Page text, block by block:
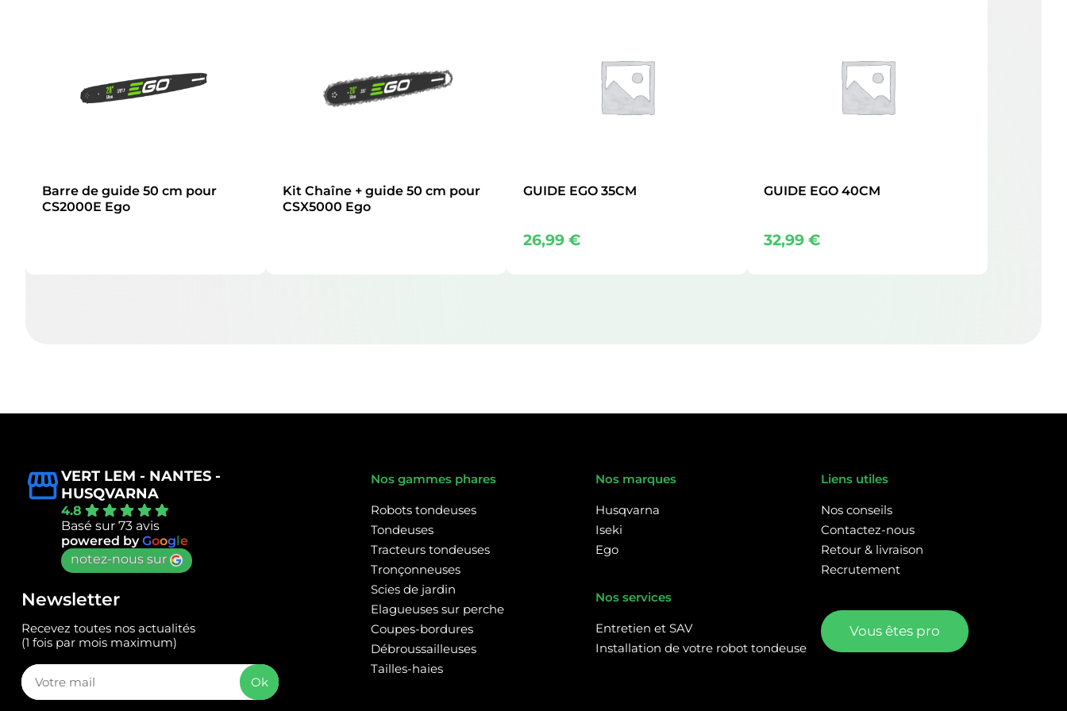
Barre de guide 50 cm pour
CS2000E Ego
Kit Chaîne + guide 50 cm pour
CSX5000 Ego
GUIDE EGO 35CM
26,99€
GUIDE EGO 40CM
32,99€
VERT LEM - NANTES -
HUSQVARNA
4.8
Basé sur 73 avis
powered byGoogle
notez-nous sur
Newsletter
Recevez toutes nos actualités
(1 fois par mois maximum)
Nos gammes phares
Robots tondeuses
Tondeuses
Tracteurs tondeuses
Tronçonneuses
Scies de jardin
Elagueuses sur perche
Coupes-bordures
Débroussailleuses
Tailles-haies
Nos marques
Husqvarna
Iseki
Ego
Nos services
Entretien et SAV
Installation de votre robot tondeuse
Liens utiles
Nos conseils
Contactez-nous
Retour & livraison
Recrutement
Vous êtes pro